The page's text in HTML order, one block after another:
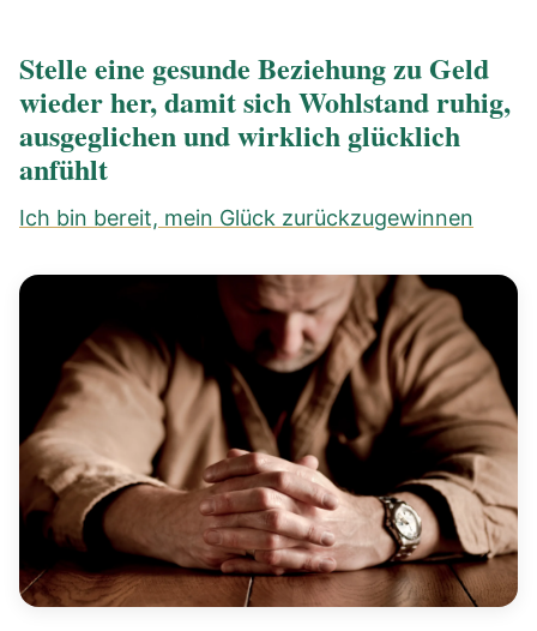
Stelle eine gesunde Beziehung zu Geld
wieder her, damit sich Wohlstand ruhig,
ausgeglichen und wirklich glücklich
anfühlt
Ich bin bereit, mein Glück zurückzugewinnen